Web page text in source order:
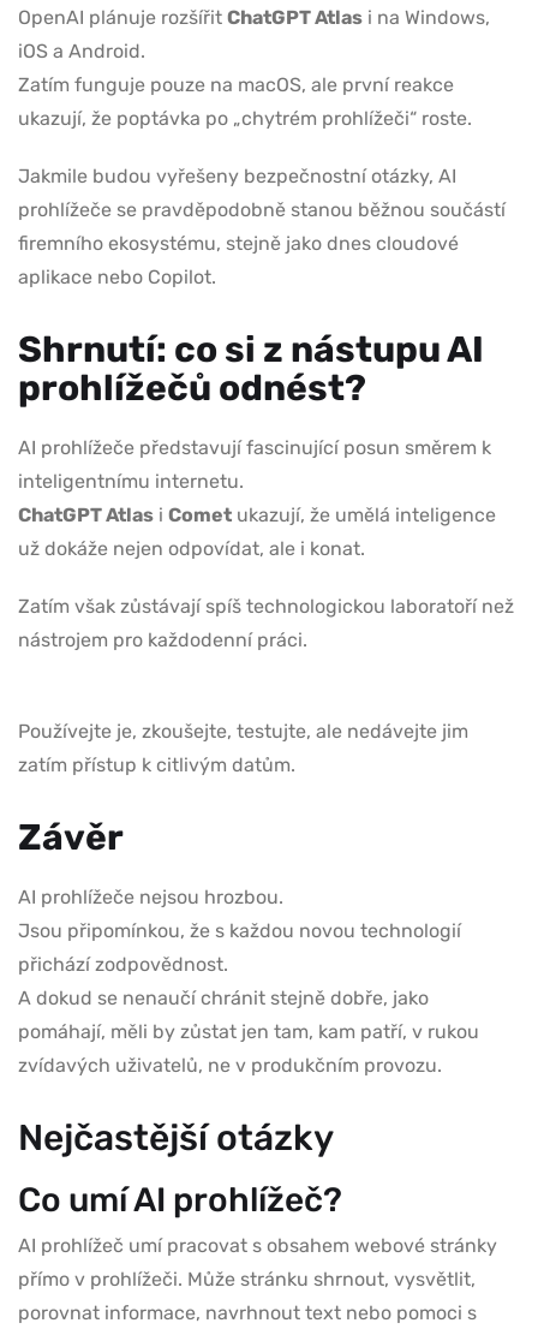
OpenAI plánuje rozšířit ChatGPT Atlas i na Windows,
iOS a Android.
Zatím funguje pouze na macOS, ale první reakce
ukazují, že poptávka po „chytrém prohlížeči“ roste.
Jakmile budou vyřešeny bezpečnostní otázky, AI
prohlížeče se pravděpodobně stanou běžnou součástí
firemního ekosystému, stejně jako dnes cloudové
aplikace nebo Copilot.
Shrnutí: co si z nástupu AI
prohlížečů odnést?
AI prohlížeče představují fascinující posun směrem k
inteligentnímu internetu.
ChatGPT Atlas i Comet ukazují, že umělá inteligence
už dokáže nejen odpovídat, ale i konat.
Zatím však zůstávají spíš technologickou laboratoří než
nástrojem pro každodenní práci.
Používejte je, zkoušejte, testujte, ale nedávejte jim
zatím přístup k citlivým datům.
Závěr
AI prohlížeče nejsou hrozbou.
Jsou připomínkou, že s každou novou technologií
přichází zodpovědnost.
A dokud se nenaučí chránit stejně dobře, jako
pomáhají, měli by zůstat jen tam, kam patří, v rukou
zvídavých uživatelů, ne v produkčním provozu.
Nejčastější otázky
Co umí AI prohlížeč?
AI prohlížeč umí pracovat s obsahem webové stránky
přímo v prohlížeči. Může stránku shrnout, vysvětlit,
porovnat informace, navrhnout text nebo pomoci s